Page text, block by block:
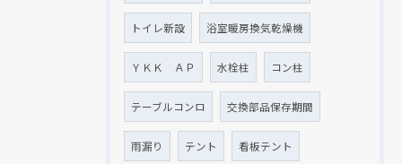
トイレ新設 浴室暖房換気乾燥機
ＹＫＫ ＡＰ 水栓柱 コン柱
テーブルコンロ 交換部品保存期間
雨漏り テント 看板テント